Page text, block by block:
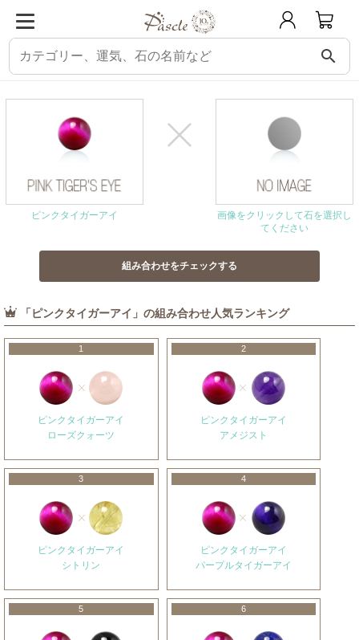
search
パスクル 組み合わせ・相性チェック ピンクタイガーアイと相性の良い石
ピンクタイガーアイ
画像をクリックして石を選択し
てください
「ピンクタイガーアイ」の組み合わせ人気ランキング
1
ピンクタイガーアイ
ローズクォーツ
2
ピンクタイガーアイ
アメジスト
3
ピンクタイガーアイ
シトリン
4
ピンクタイガーアイ
パープルタイガーアイ
5 6